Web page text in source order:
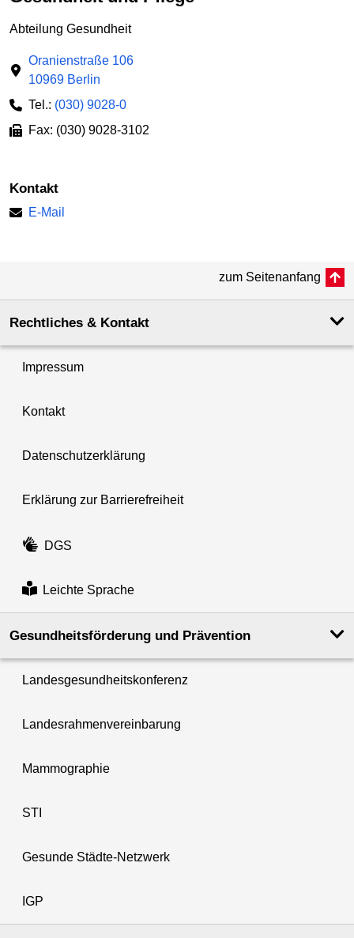
Abteilung Gesundheit
Oranienstraße 106
10969 Berlin
Tel.: (030) 9028-0
Fax: (030) 9028-3102
Kontakt
E-Mail
zum Seitenanfang
Rechtliches & Kontakt
Impressum
Kontakt
Datenschutzerklärung
Erklärung zur Barrierefreiheit
DGS
Leichte Sprache
Gesundheits­förderung und Prävention
Landesgesundheitskonferenz
Landesrahmenvereinbarung
Mammographie
STI
Gesunde Städte-Netzwerk
IGP